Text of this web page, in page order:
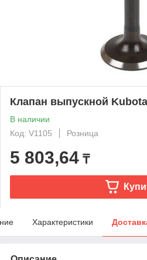
Клапан выпускной
В наличии
Код: V1105
Розница
5 803,64 ₸
Характеристики